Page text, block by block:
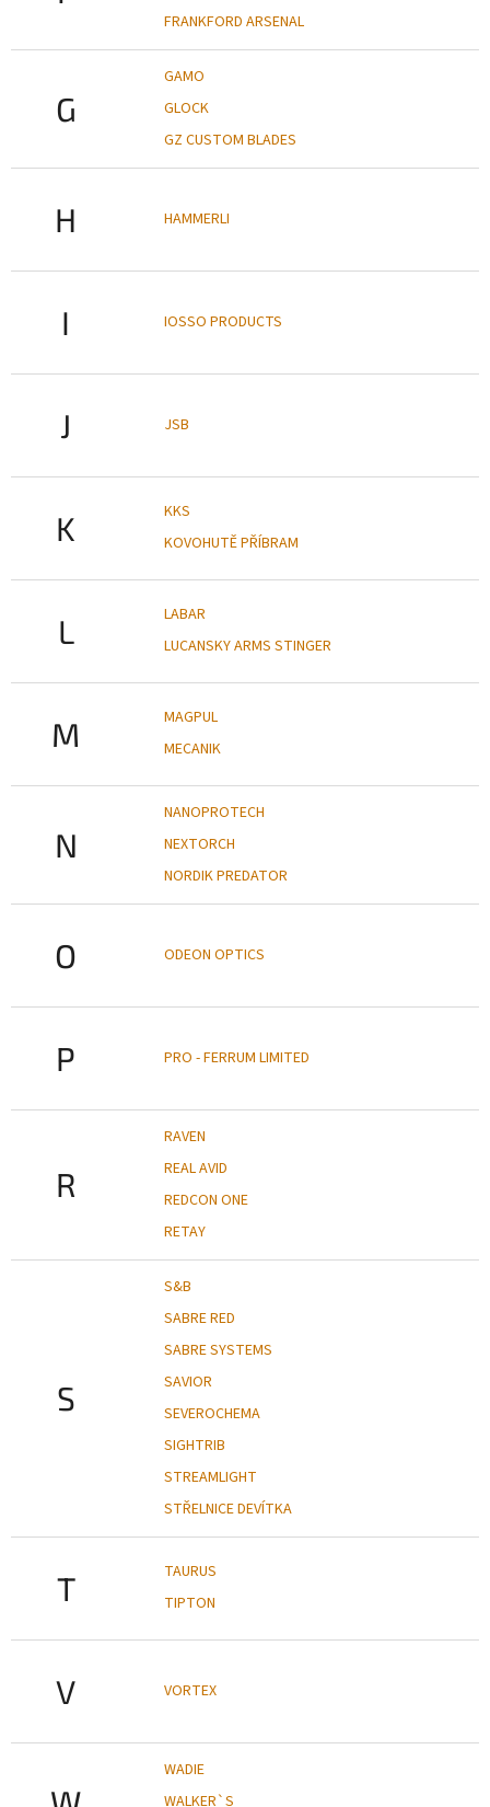
FRANKFORD ARSENAL
G
GAMO
GLOCK
GZ CUSTOM BLADES
H HAMMERLI
I IOSSO PRODUCTS
J JSB
K
KKS
KOVOHUTĚ PŘÍBRAM
L
LABAR
LUCANSKY ARMS STINGER
M
MAGPUL
MECANIK
N
NANOPROTECH
NEXTORCH
NORDIK PREDATOR
O ODEON OPTICS
P PRO - FERRUM LIMITED
R
RAVEN
REAL AVID
REDCON ONE
RETAY
S
S&B
SABRE RED
SABRE SYSTEMS
SAVIOR
SEVEROCHEMA
SIGHTRIB
STREAMLIGHT
STŘELNICE DEVÍTKA
T
TAURUS
TIPTON
V VORTEX
WADIE
WALKER`S